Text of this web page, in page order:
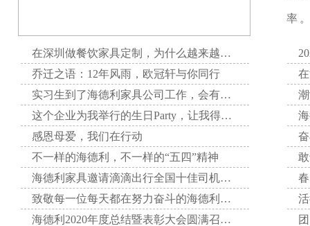
率
在深圳做餐饮家具定制，为什么越来越多项目方选择海德利家具
乔迁之语：12年风雨，欧冠轩与你同行
实习生到了海德利家具公司工作，会有哪些收获呢？
这个企业为我举行的生日Party，让我得到了无与伦比的快乐。
感恩母爱，我们在行动
不一样的海德利，不一样的“五四”精神
海德利家具邀请滴滴出行全国十佳司机分享自己的英勇事迹，激
致敬每一位每天都在努力奋斗的海德利家人！
海德利2020年度总结暨表彰大会圆满召开！